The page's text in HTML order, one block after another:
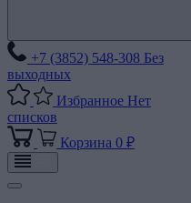
+7 (3852) 548-308 Без
выходных
Избранное Нет
списков
Корзина 0 ₽